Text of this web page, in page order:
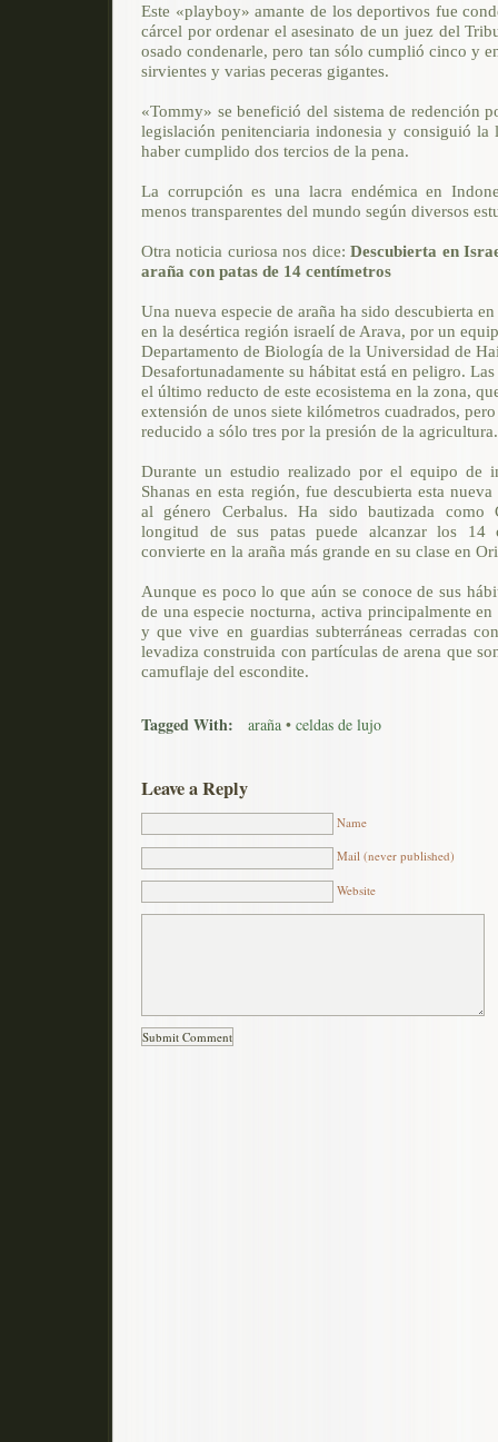
Este «playboy» amante de los deportivos fue
cárcel por ordenar el asesinato de un juez del
osado condenarle, pero tan sólo cumplió cinco y
sirvientes y varias peceras gigantes.
«Tommy» se benefició del sistema de redención
legislación penitenciaria indonesia y consiguió la
haber cumplido dos tercios de la pena.
La corrupción es una lacra endémica en
menos transparentes del mundo según diversos
Otra noticia curiosa nos dice:Descubierta en
araña con patas de 14 centímetros
Una nueva especie de araña ha sido descubierta
en la desértica región israelí de Arava, por un
Departamento de Biología de la Universidad de
Desafortunadamente su hábitat está en peligro.
el último reducto de este ecosistema en la zona,
extensión de unos siete kilómetros cuadrados,
reducido a sólo tres por la presión de la agricultura.
Durante un estudio realizado por el equipo de
Shanas en esta región, fue descubierta esta
al género Cerbalus. Ha sido bautizada como
longitud de sus patas puede alcanzar los 14
convierte en la araña más grande en su clase en
Aunque es poco lo que aún se conoce de sus
de una especie nocturna, activa principalmente en
y que vive en guardias subterráneas cerradas
levadiza construida con partículas de arena que
camuflaje del escondite.
Tagged With: araña • celdas de lujo
Leave a Reply
Name
Mail (never published)
Website